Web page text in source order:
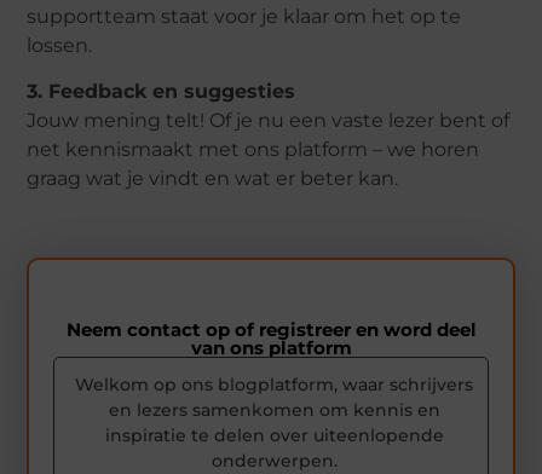
supportteam staat voor je klaar om het op te
lossen.
3. Feedback en suggesties
Jouw mening telt! Of je nu een vaste lezer bent of
net kennismaakt met ons platform – we horen
graag wat je vindt en wat er beter kan.
Neem contact op of registreer en word deel
van ons platform
Welkom op ons blogplatform, waar schrijvers
en lezers samenkomen om kennis en
inspiratie te delen over uiteenlopende
onderwerpen.